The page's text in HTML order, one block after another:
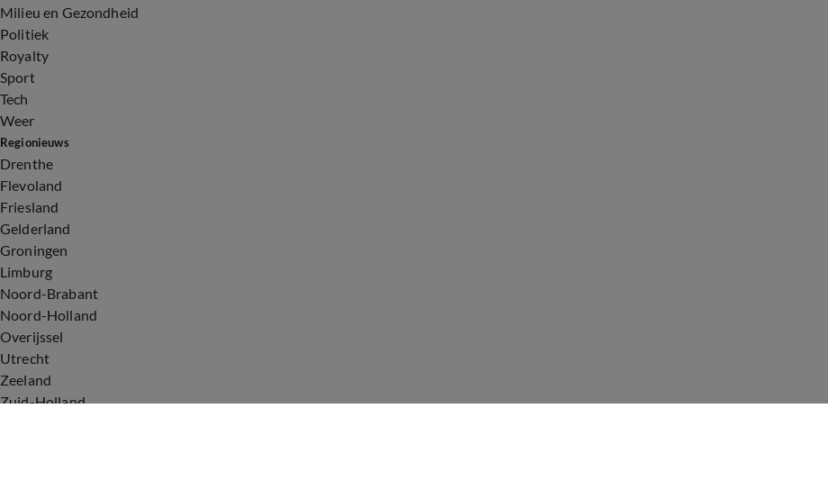
Milieu en Gezondheid
Politiek
Royalty
Sport
Tech
Weer
Regionieuws
Drenthe
Flevoland
Friesland
Gelderland
Groningen
Limburg
Noord-Brabant
Noord-Holland
Overijssel
Utrecht
Zeeland
Zuid-Holland